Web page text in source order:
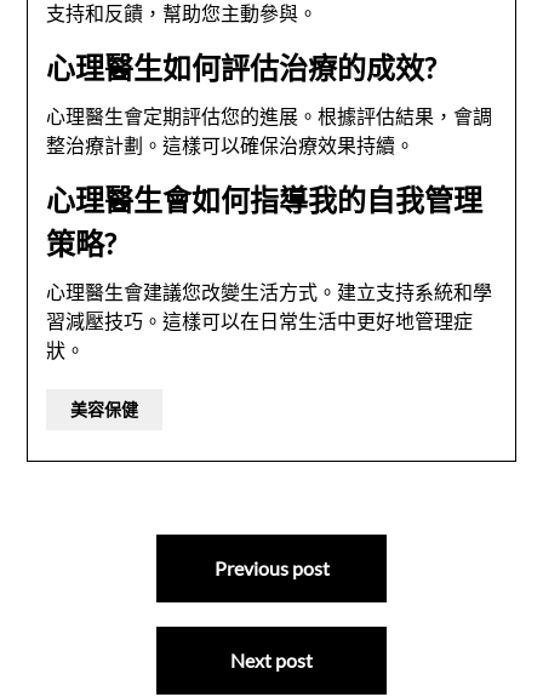
支持和反饋，幫助您主動參與。
心理醫生如何評估治療的成效?
心理醫生會定期評估您的進展。根據評估結果，會調
整治療計劃。這樣可以確保治療效果持續。
心理醫生會如何指導我的自我管理
策略?
心理醫生會建議您改變生活方式。建立支持系統和學
習減壓技巧。這樣可以在日常生活中更好地管理症
狀。
美容保健
Previous post
Next post